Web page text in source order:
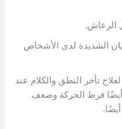
الرعاش.
الشديدة لدى الأشخاص
تأخر النطق والكلام عند
أيضًا فرط الحركة وضعف